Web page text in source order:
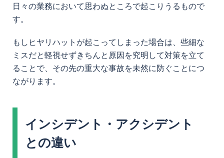
日々の業務において思わぬところで起こりうるもので
す。
もしヒヤリハットが起こってしまった場合は、些細な
ミスだと軽視せずきちんと原因を究明して対策を立て
ることで、その先の重大な事故を未然に防ぐことにつ
ながります。
インシデント・アクシデント
との違い